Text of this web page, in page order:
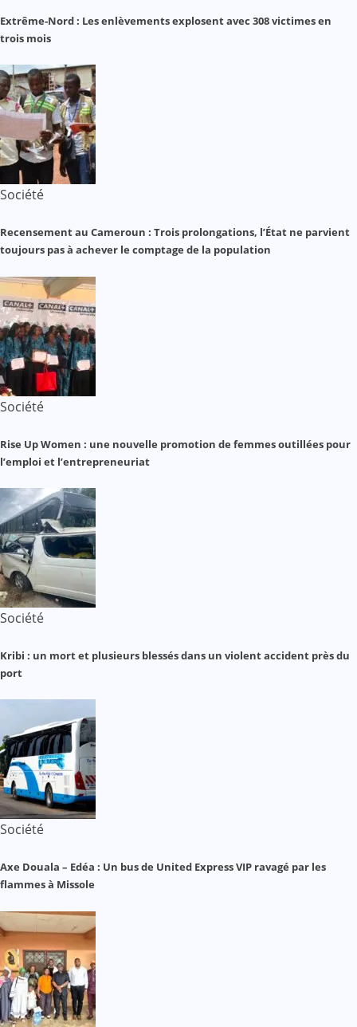
Extrême-Nord : Les enlèvements explosent avec 308 victimes en
trois mois
Société
Recensement au Cameroun : Trois prolongations, l’État ne parvient
toujours pas à achever le comptage de la population
Société
Rise Up Women : une nouvelle promotion de femmes outillées pour
l’emploi et l’entrepreneuriat
Société
Kribi : un mort et plusieurs blessés dans un violent accident près du
port
Société
Axe Douala – Edéa : Un bus de United Express VIP ravagé par les
flammes à Missole